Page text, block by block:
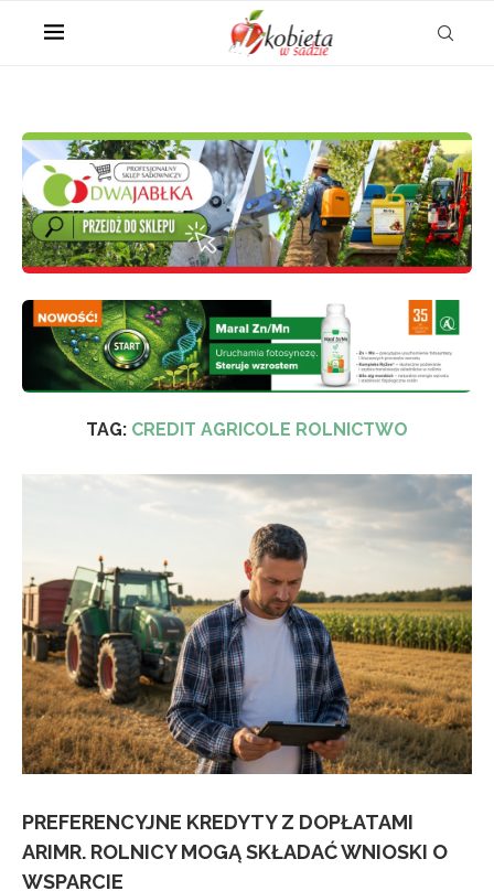
TAG: CREDIT AGRICOLE ROLNICTWO
PREFERENCYJNE KREDYTY Z DOPŁATAMI
ARIMR. ROLNICY MOGĄ SKŁADAĆ WNIOSKI O
WSPARCIE